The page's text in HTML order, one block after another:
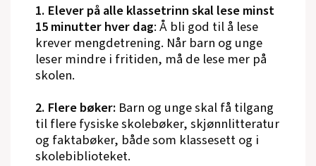
1. Elever på alle klassetrinn skal lese minst
15 minutter hver dag: Å bli god til å lese
krever mengdetrening. Når barn og unge
leser mindre i fritiden, må de lese mer på
skolen.
2. Flere bøker: Barn og unge skal få tilgang
til flere fysiske skolebøker, skjønnlitteratur
og faktabøker, både som klassesett og i
skolebiblioteket.